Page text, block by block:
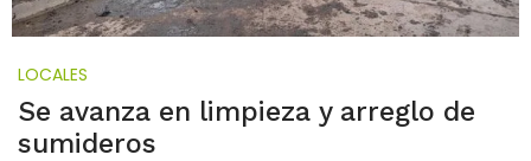
LOCALES
Se avanza en limpieza y arreglo de
sumideros